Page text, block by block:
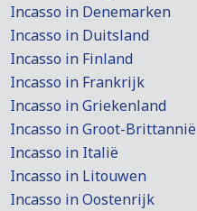
Incasso in Denemarken
Incasso in Duitsland
Incasso in Finland
Incasso in Frankrijk
Incasso in Griekenland
Incasso in Groot-Brittannië
Incasso in Italië
Incasso in Litouwen
Incasso in Oostenrijk